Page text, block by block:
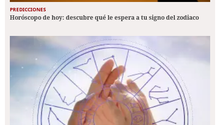
PREDICCIONES
Horóscopo de hoy: descubre qué le espera a tu signo del zodiaco